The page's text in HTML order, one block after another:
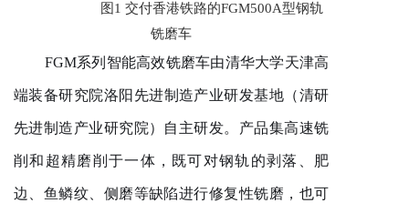
图 1 交付香港铁路的FGM500A型钢轨
铣磨车
FGM系列智能高效铣磨车由清华大学天津高
端装备研究院洛阳 先进制造产业研发基地（清研
先进制造产业研究院）自主研发。产品集高速铣
削和超精磨削于一体，既可对钢轨的剥落、肥
边、鱼鳞纹、侧磨等缺陷进行修复性铣磨，也可